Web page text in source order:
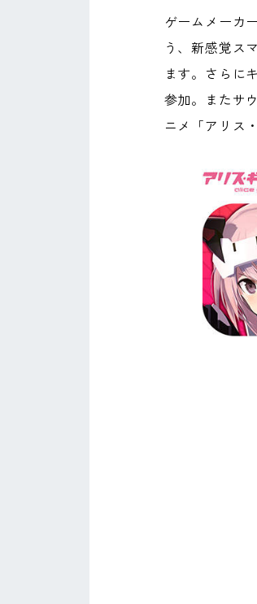
ゲームメーカ
う、新感覚ス
ます。さらに
参加。またサ
ニメ「アリス